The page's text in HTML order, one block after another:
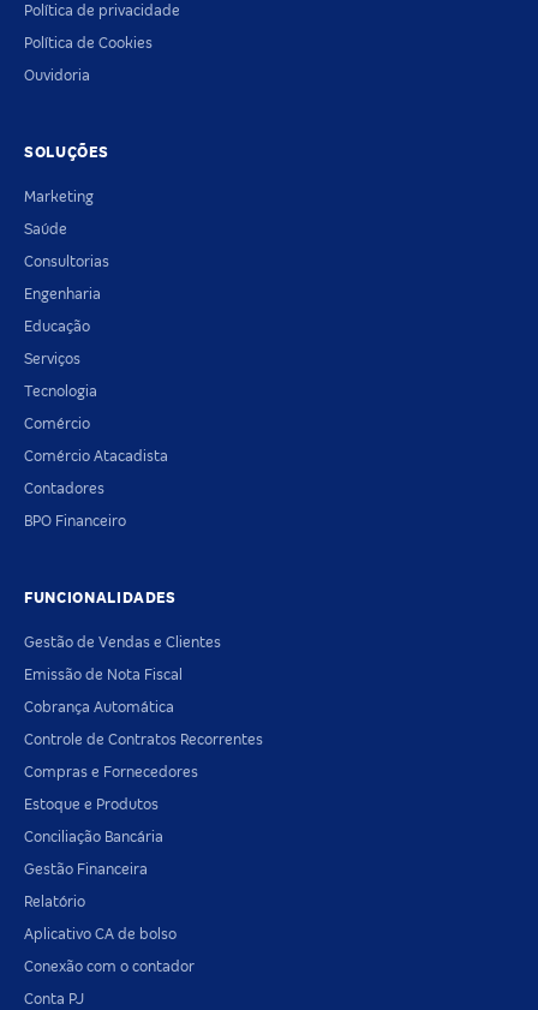
Política de privacidade
Política de Cookies
Ouvidoria
SOLUÇÕES
Marketing
Saúde
Consultorias
Engenharia
Educação
Serviços
Tecnologia
Comércio
Comércio Atacadista
Contadores
BPO Financeiro
FUNCIONALIDADES
Gestão de Vendas e Clientes
Emissão de Nota Fiscal
Cobrança Automática
Controle de Contratos Recorrentes
Compras e Fornecedores
Estoque e Produtos
Conciliação Bancária
Gestão Financeira
Relatório
Aplicativo CA de bolso
Conexão com o contador
Conta PJ